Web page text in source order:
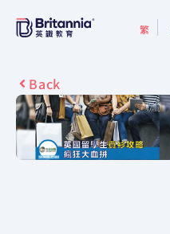
繁
最新活動
升學指南
Back